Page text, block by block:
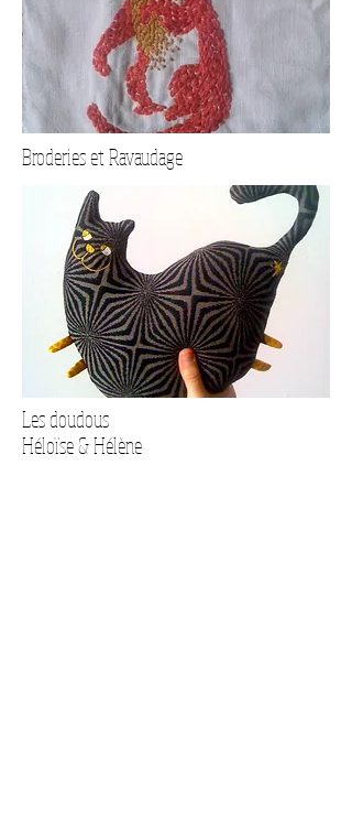
Broderies et Ravaudage
Les doudous
Héloïse & Hélène